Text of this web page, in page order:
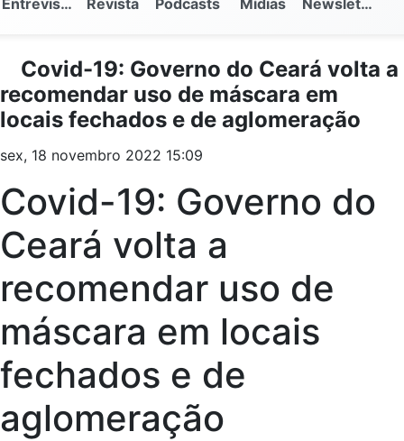
Entrevistas Revista Podcasts Mídias Newsletter
Covid-19: Governo do Ceará volta a
recomendar uso de máscara em
locais fechados e de aglomeração
sex, 18 novembro 2022 15:09
Covid-19: Governo do
Ceará volta a
recomendar uso de
máscara em locais
fechados e de
aglomeração